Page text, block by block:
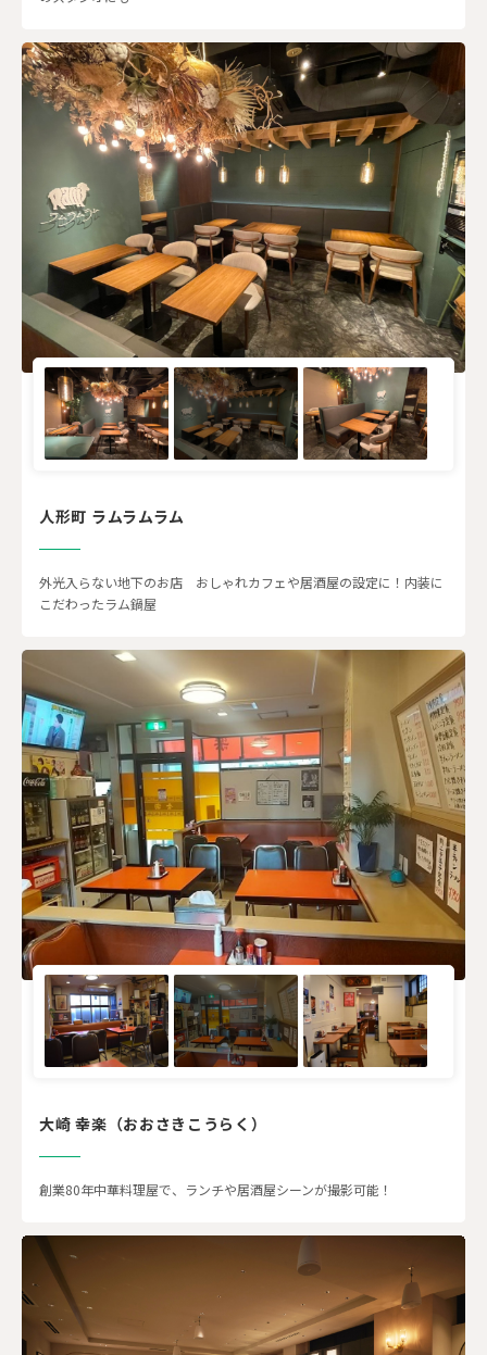
人形町 ラムラムラム
外光入らない地下のお店 おしゃれカフェや居酒屋の設定に！内装に
こだわったラム鍋屋
大崎 幸楽（おおさきこうらく）
創業80年中華料理屋で、ランチや居酒屋シーンが撮影可能！